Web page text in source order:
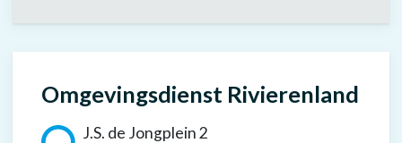
Omgevingsdienst Rivierenland
J.S. de Jongplein 2